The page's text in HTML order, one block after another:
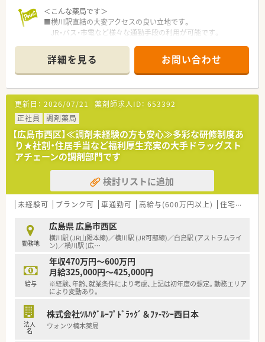
す。
薬剤師の平均年齢は33歳です。
■調剤薬局部門で採用された薬剤師の業務は
調剤業務（調剤・投薬・監査・在宅）がメインとなり、
レジ打ちなどはございません。
■セルフメディケーションの支援として、医療・保険・福祉・マタ
ニティ等、
様々なテーマで健康セミナーを年間130回以上開催していま
す。
■医療事務との業務分担を行い、薬剤師の業務負担軽減を行って
います。
■近隣に店舗数が多く、フォロー体制も整っています。
■働き方改革に沿って、有給休暇消化が促進されています。
■残業については「サービス残業」はございません。
各店舗基本的に残業は少ないため、調剤併設店でも18時半～
19時までに
は帰宅できる店舗がほとんどです。
ざいます。
＜こんな方にもオススメ＞
■プライベートとのメリハリを付けて働きたい方
■社割等の福利厚生が充実している先で働きたい方
等々…
＜こんな薬局です＞
■横川駅直結の大変アクセスの良い立地です。
JR・バス・市電など様々な通勤手段の利用が可能です。
くにございますので
お仕事終わりのお食事、お買い物にも困りません。
■ドラッグストア併設店舗となります。調剤薬局専用の入り口
もございます。
■待合スペースには背もたれ付きのソファもあり、
体調がすぐれないお客様にもゆっくりお待ち頂けます。
■投薬口は1カ所、立ち投薬となります。
※配属店舗は面接次第で最終決定となります。
通勤圏内にて当店舗以外での配属となる場合がございます。
＜設備も充実＞
■電子薬歴・散剤自動分包機（Vマス）も完備しております。
■監査システムなどの調剤設備も導入しており、
リスクマネジメントも徹底しています。
機械化を進める事により、効率よいお仕事が可能となります。
＜業務内容＞
■周辺医療機関の処方箋を応需しています。
■1日の処方箋枚数は15枚前後です。
■薬剤師1名在籍。お1人でのご勤務となります。
■ドラッグストア併設店舗ですが、調剤薬局業務専任でご勤務頂
きます。
■充実した研修フォロー体制も好評です。
e-ラーニングの補助制度もあり資格取得に関しても
会社からのバックアップがございます。
詳細を見る お問い合わせ
更新日： 2026/07/21 薬剤師求人ID： 653392
正社員
調剤薬局
【広島市西区】≪調剤未経験の方も安心≫多彩な研修制度あ
り★社割・住居手当など福利厚生充実の大手ドラッグスト
アチェーンの調剤部門です
検討リストに追加
未経験可 ブランク可 車通勤可 高給与(600万円以上) 住宅補助(手当)あり
勤務地
広島県 広島市西区
横川駅 (JR山陽本線)／横川駅 (JR可部線)／白島駅 (アストラムライ
ン)／横川駅 (広…
給与
年収470万円～600万円
月給325,000円～425,000円
※経験、年齢、就業条件により考慮、上記は初年度の想定。勤務エリア
により変動あり。
法人
名
株式会社ﾂﾙﾊｸﾞﾙｰﾌﾟﾄﾞﾗｯｸﾞ＆ﾌｧ-ﾏｼｰ西日本
ウォンツ楠木薬局